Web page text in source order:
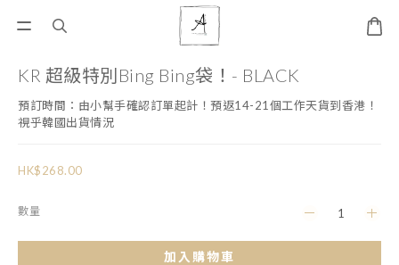
KR 超級特別Bing Bing袋！- BLACK
預訂時間：由小幫手確認訂單起計！預返14-21個工作天貨到香港！
視乎韓國出貨情況
HK$268.00
數量
加入購物車